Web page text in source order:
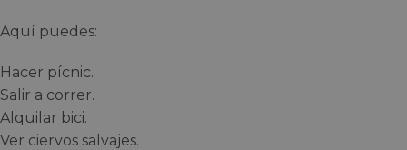
Aquí puedes:
Hacer pícnic.
Salir a correr.
Alquilar bici.
Ver ciervos salvajes.